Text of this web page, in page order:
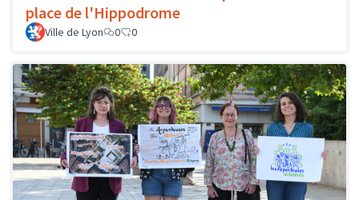
place de l'Hippodrome
Ville de Lyon 0 0